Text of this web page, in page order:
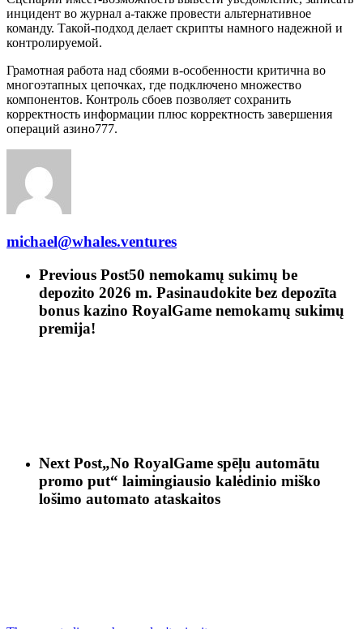
инцидент во журнал а-также провести альтернативное
команду. Такой-подход делает скрипты намного надежной и
контролируемой.
Грамотная работа над сбоями в-особенности критична во
многоэтапных цепочках, где подключено множество
компонентов. Контроль сбоев позволяет сохранить
корректность информации плюс корректность завершения
операций азино777.
michael@whales.ventures
Previous Post50 nemokamų sukimų be
depozito 2026 m. Pasinaudokite bez depozīta
bonus kazino RoyalGame nemokamų sukimų
premija!
Next Post„No RoyalGame spēļu automātu
promo put“ laimingiausio kalėdinio miško
lošimo automato ataskaitos